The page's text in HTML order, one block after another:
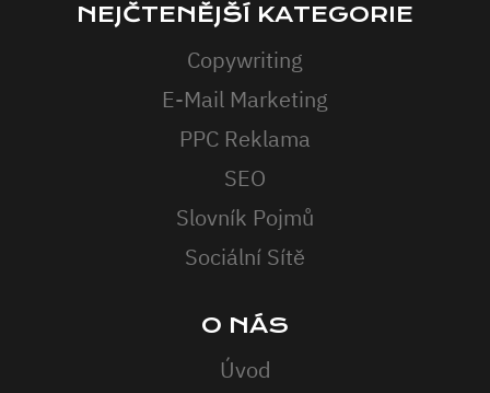
NEJČTENĚJŠÍ KATEGORIE
Copywriting
E-Mail Marketing
PPC Reklama
SEO
Slovník Pojmů
Sociální Sítě
O NÁS
Úvod